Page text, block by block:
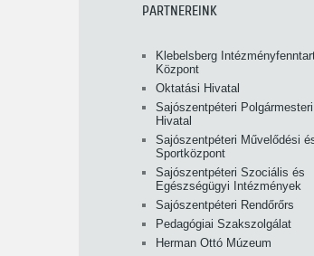
PARTNEREINK
Klebelsberg
Központ
Oktatási Hivatal
Sajószentpéteri Polgármesteri
Hivatal
Sajószentpéteri Művelődési
Sportközpont
Sajószentpéteri Szociális és
Egészségügyi Intézmények
Sajószentpéteri Rendőrőrs
Pedagógiai Szakszolgálat
Herman Ottó Múzeum